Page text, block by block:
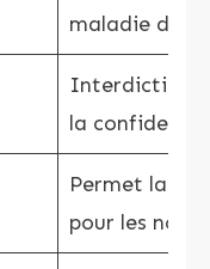
maladie
Interdiction
la
Permet la
pour les